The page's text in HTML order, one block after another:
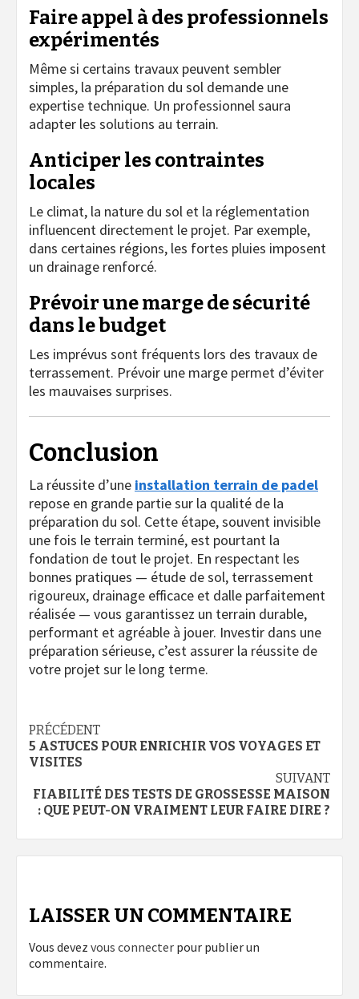
Faire appel à des professionnels
expérimentés
Même si certains travaux peuvent sembler
simples, la préparation du sol demande une
expertise technique. Un professionnel saura
adapter les solutions au terrain.
Anticiper les contraintes
locales
Le climat, la nature du sol et la réglementation
influencent directement le projet. Par exemple,
dans certaines régions, les fortes pluies imposent
un drainage renforcé.
Prévoir une marge de sécurité
dans le budget
Les imprévus sont fréquents lors des travaux de
terrassement. Prévoir une marge permet d’éviter
les mauvaises surprises.
Conclusion
La réussite d’une installation terrain de padel
repose en grande partie sur la qualité de la
préparation du sol. Cette étape, souvent invisible
une fois le terrain terminé, est pourtant la
fondation de tout le projet. En respectant les
bonnes pratiques — étude de sol, terrassement
rigoureux, drainage efficace et dalle parfaitement
réalisée — vous garantissez un terrain durable,
performant et agréable à jouer. Investir dans une
préparation sérieuse, c’est assurer la réussite de
votre projet sur le long terme.
Navigation
d’article
PRÉCÉDENT
5 ASTUCES POUR ENRICHIR VOS VOYAGES ET
VISITES
SUIVANT
FIABILITÉ DES TESTS DE GROSSESSE MAISON
: QUE PEUT-ON VRAIMENT LEUR FAIRE DIRE ?
LAISSER UN COMMENTAIRE
Vous devez vous connecter pour publier un
commentaire.